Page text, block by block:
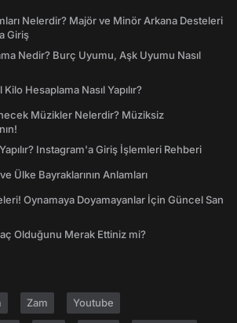
Nelerdir? Majör ve Minör Arkana Desteleri
Giriş
Nedir? Burç Uyumu, Aşk Uyumu Nasıl
Hesaplama Nasıl Yapılır?
Müzikler Nelerdir? Müziksiz
Instagram'a Giriş İşlemleri Rehberi
Ülke Bayraklarının Anlamları
Oynamaya Doyamayanlar İçin Güncel San
Olduğunu Merak Ettiniz mi?
Zam Youtube